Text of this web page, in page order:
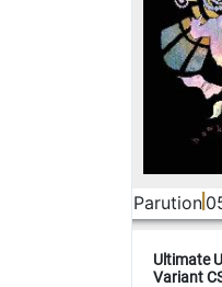
Parution
Ultimate
Variant